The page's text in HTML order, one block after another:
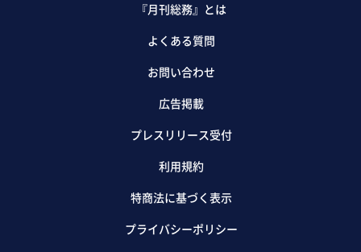
『月刊総務』とは
よくある質問
お問い合わせ
広告掲載
プレスリリース受付
利用規約
特商法に基づく表示
プライバシーポリシー